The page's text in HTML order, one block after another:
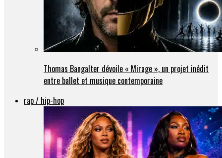
Thomas Bangalter dévoile « Mirage », un projet inédit
entre ballet et musique contemporaine
rap / hip-hop